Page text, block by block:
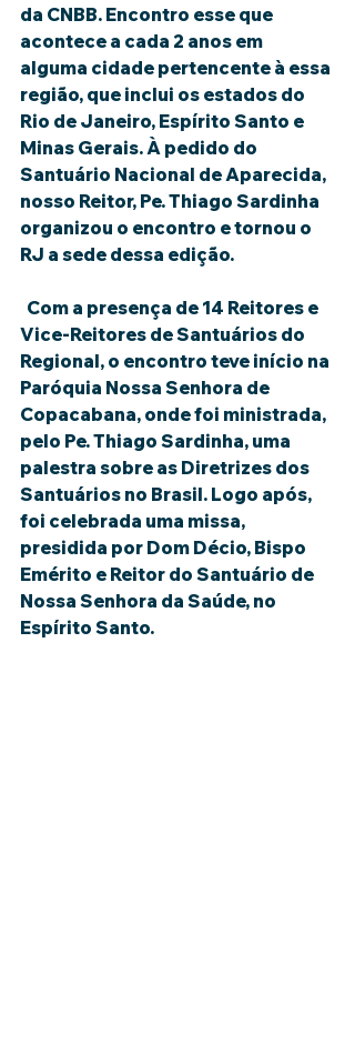
da CNBB. Encontro esse que
acontece a cada 2 anos em
alguma cidade pertencente à essa
região, que inclui os estados do
Rio de Janeiro, Espírito Santo e
Minas Gerais. À pedido do
Santuário Nacional de Aparecida,
nosso Reitor, Pe. Thiago Sardinha
organizou o encontro e tornou o
RJ a sede dessa edição.
Vice-Reitores de Santuários do
Regional, o encontro teve início na
Paróquia Nossa Senhora de
Copacabana, onde foi ministrada,
pelo Pe. Thiago Sardinha, uma
palestra sobre as Diretrizes dos
Santuários no Brasil. Logo após,
foi celebrada uma missa,
presidida por Dom Décio, Bispo
Emérito e Reitor do Santuário de
Nossa Senhora da Saúde, no
Espírito Santo.